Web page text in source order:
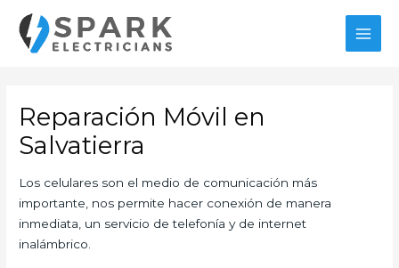
contenido
Reparación Móvil en
Salvatierra
Los celulares son el medio de comunicación más
importante, nos permite hacer conexión de manera
inmediata, un servicio de telefonía y de internet
inalámbrico.